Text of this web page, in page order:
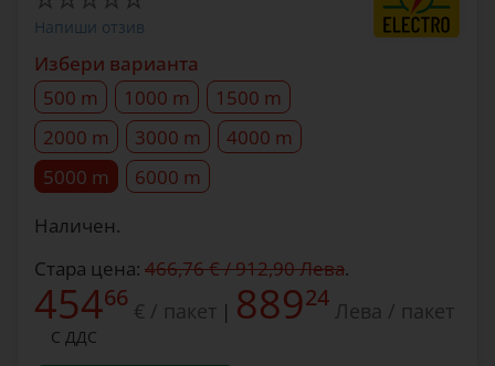
Напиши отзив
Избери варианта
500 m
1000 m
1500 m
2000 m
3000 m
4000 m
5000 m
6000 m
Наличен.
Стара цена: 466,76 € / 912,90 Лева.
45466 € / пакет | 88924 Лева / пакет
С ДДС